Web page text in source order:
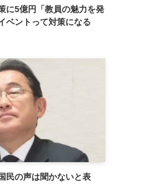
に5億円「教員の魅力を発
ベントって対策になる
民の声は聞かないと表